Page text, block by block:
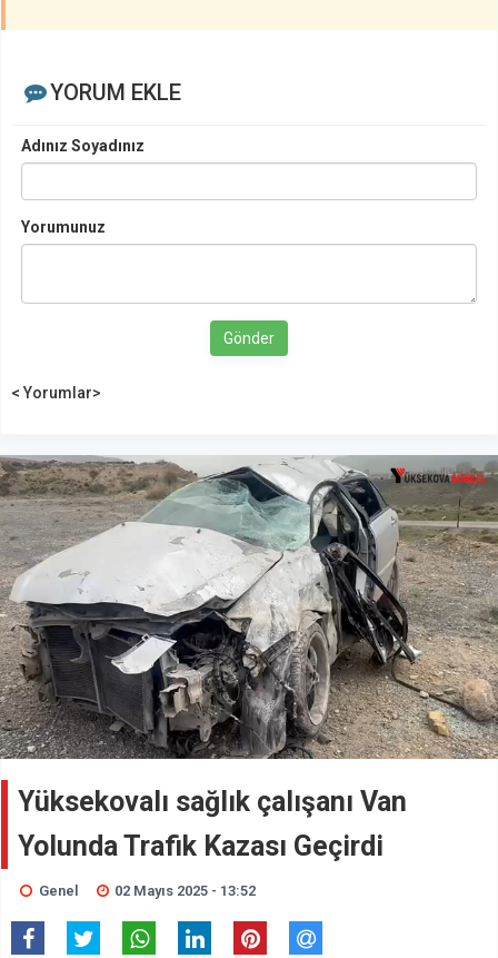
YORUM EKLE
Adınız Soyadınız
Yorumunuz
Gönder
< Yorumlar>
Yüksekovalı sağlık çalışanı Van
Yolunda Trafik Kazası Geçirdi
Genel 02 Mayıs 2025 - 13:52